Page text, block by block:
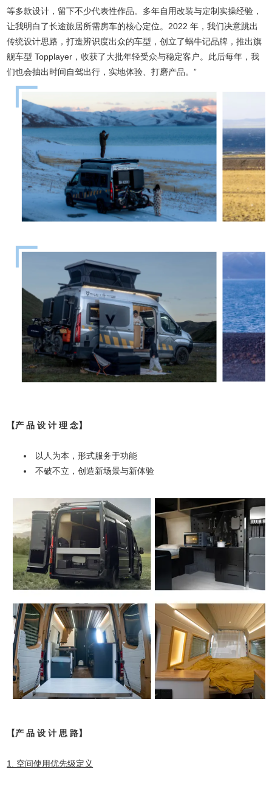
等多款设计，留下不少代表性作品。多年自用改装与定制实操经验，
让我明白了长途旅居所需房车的核心定位。2022 年，我们决意跳出
传统设计思路，打造辨识度出众的车型，创立了蜗牛记品牌，推出旗
舰车型 Topplayer，收获了大批年轻受众与稳定客户。此后每年，我
们也会抽出时间自驾出行，实地体验、打磨产品。”
【产 品 设 计 理 念】
以人为本，形式服务于功能
不破不立，创造新场景与新体验
【产 品 设 计 思 路】
1. 空间使用优先级定义